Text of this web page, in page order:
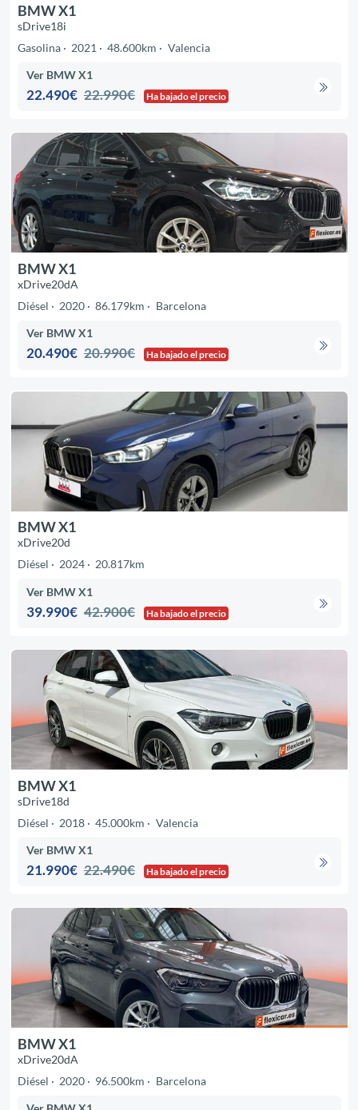
BMW X1
sDrive18i
Gasolina
2021 48.600km Valencia
Ver BMW X1
22.490€ 22.990€ Ha bajado el precio
BMW X1
xDrive20dA
Diésel
2020 86.179km Barcelona
Ver BMW X1
20.490€ 20.990€ Ha bajado el precio
BMW X1
xDrive20d
Diésel
2024 20.817km
Ver BMW X1
39.990€ 42.900€ Ha bajado el precio
BMW X1
sDrive18d
Diésel
2018 45.000km Valencia
Ver BMW X1
21.990€ 22.490€ Ha bajado el precio
BMW X1
xDrive20dA
Diésel
2020 96.500km Barcelona